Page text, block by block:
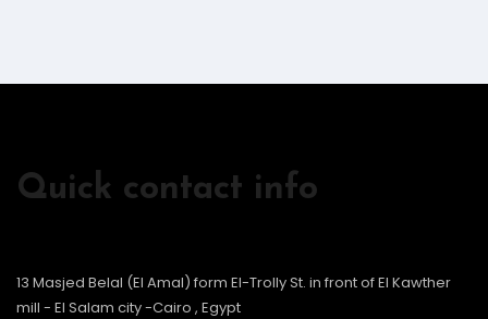
Quick contact info
13 Masjed Belal (El Amal) form El-Trolly St. in front of El Kawther
mill - El Salam city -Cairo , Egypt